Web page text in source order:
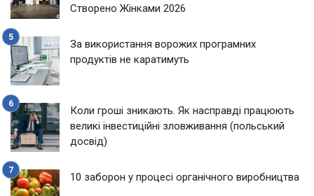
Створено Жінками 2026
За використання ворожих програмних
продуктів не каратимуть
Коли гроші зникають. Як насправді працюють
великі інвестиційні зловживання (польський
досвід)
10 заборон у процесі органічного виробництва